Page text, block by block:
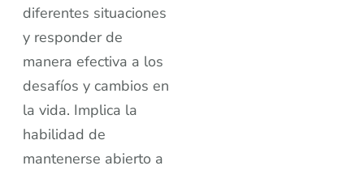
diferentes situaciones
y responder de
manera efectiva a los
desafíos y cambios en
la vida. Implica la
habilidad de
mantenerse abierto a